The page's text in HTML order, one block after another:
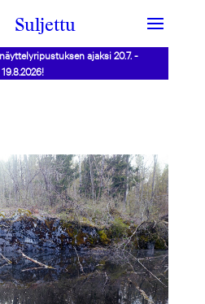
Suljettu
ajaksi 20.7. -
19.8.2026!